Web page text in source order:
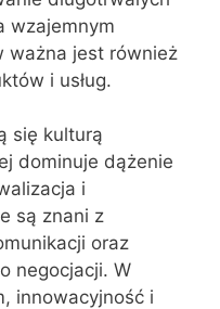
wzajemnym
ważna jest również
i usług.
się kulturą
dominuje dążenie
i
są znani z
oraz
negocjacji. W
innowacyjność i